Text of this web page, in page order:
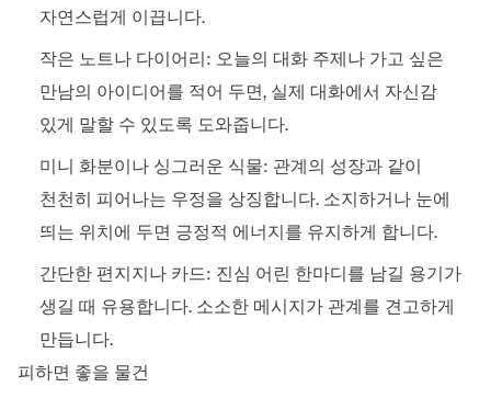
자연스럽게 이끕니다.
작은 노트나 다이어리: 오늘의 대화 주제나 가고 싶은
만남의 아이디어를 적어 두면, 실제 대화에서 자신감
있게 말할 수 있도록 도와줍니다.
미니 화분이나 싱그러운 식물: 관계의 성장과 같이
천천히 피어나는 우정을 상징합니다. 소지하거나 눈에
띄는 위치에 두면 긍정적 에너지를 유지하게 합니다.
간단한 편지지나 카드: 진심 어린 한마디를 남길 용기가
생길 때 유용합니다. 소소한 메시지가 관계를 견고하게
만듭니다.
피하면 좋을 물건